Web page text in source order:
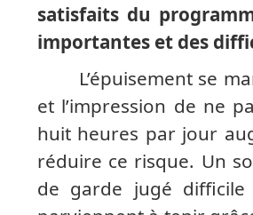
satisfaits du
importantes et des
L’épuisement se
et l’impression de ne
huit heures par jour
réduire ce risque. Un
de garde jugé difficile